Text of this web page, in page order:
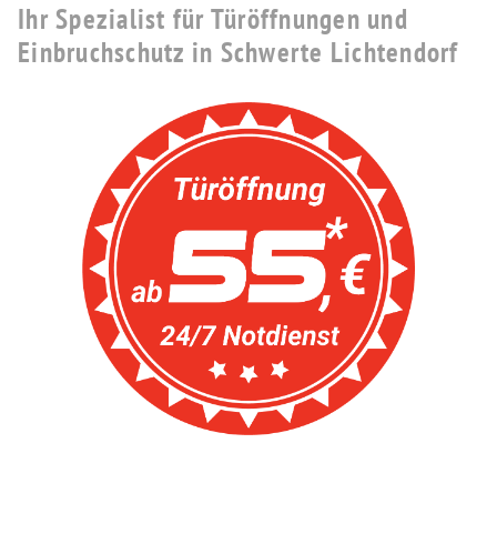
Ihr Spezialist für Türöffnungen und
Einbruchschutz in Schwerte Lichtendorf